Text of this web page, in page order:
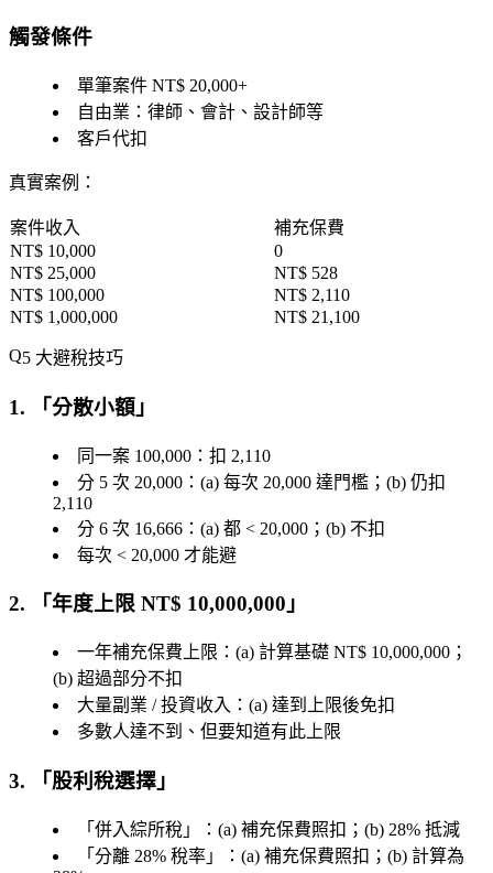
觸發條件
單筆案件 NT$ 20,000+
自由業：律師、會計、設計師等
客戶代扣
真實案例 ：
案件收入
補充保費
NT$ 10,000
0
NT$ 25,000
NT$ 528
NT$ 100,000
NT$ 2,110
NT$ 1,000,000
NT$ 21,100
5 大避稅技巧
1. 「分散小額 」
同一案 100,000：扣 2,110
分 5 次 20,000：(a) 每次 20,000 達門檻；(b) 仍扣
2,110
分 6 次 16,666：(a) 都 < 20,000；(b) 不扣
每次 < 20,000 才能避
2. 「年度上限 NT$ 10,000,000 」
一年補充保費上限：(a) 計算基礎 NT$ 10,000,000；
(b) 超過部分不扣
大量副業 / 投資收入：(a) 達到上限後免扣
多數人達不到、但要知道有此上限
3. 「股利稅選擇 」
「 併入綜所稅 」：(a) 補充保費照扣；(b) 28% 抵減
「 分離 28% 稅率 」：(a) 補充保費照扣；(b) 計算為